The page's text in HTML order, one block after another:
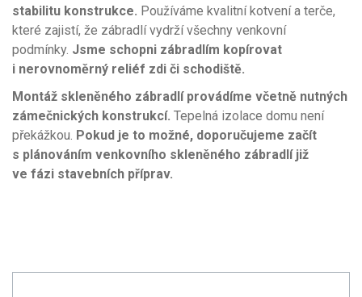
stabilitu konstrukce. Používáme kvalitní kotvení a terče,
které zajistí, že zábradlí vydrží všechny venkovní
podmínky. Jsme schopni zábradlím kopírovat
i nerovnoměrný reliéf zdi či schodiště.
Montáž skleněného zábradlí provádíme včetně nutných
zámečnických konstrukcí. Tepelná izolace domu není
překážkou. Pokud je to možné, doporučujeme začít
s plánováním venkovního skleněného zábradlí již
ve fázi stavebních příprav.